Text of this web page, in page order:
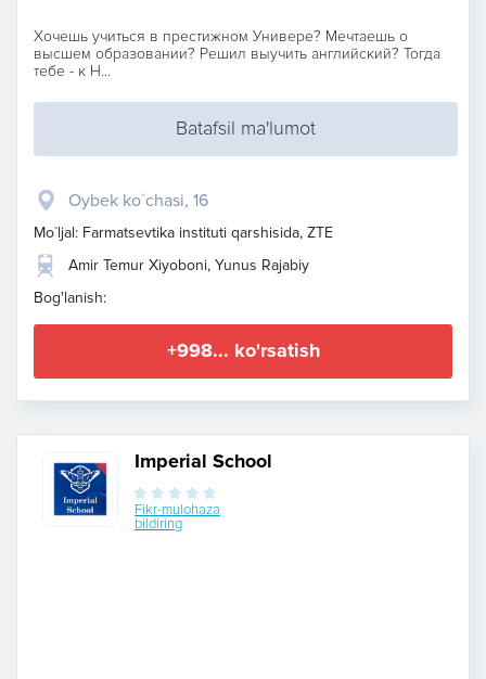
Хочешь учиться в престижном Универе? Мечтаешь о
высшем образовании? Решил выучить английский? Тогда
тебе - к Н...
Batafsil ma'lumot
Oybek ko`chasi, 16
Mo`ljal: Farmatsevtika instituti qarshisida, ZTE
Amir Temur Xiyoboni, Yunus Rajabiy
Bog'lanish:
+998... ko'rsatish
Imperial School
Fikr-mulohaza
bildiring